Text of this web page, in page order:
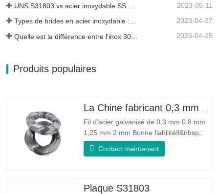
2023-05-11
Types de brides en acier inoxydable : laquelle vous convient le mieux ? 2023-04-27
2023-04-25
Produits populaires
Fil d'acier galvanisé de 0,3 mm 0,8 mm
1,25 mm 2 mm Bonne fiabilitéIl&nbsp;:
peut améliorer certains nœuds, bavures
et rouille sur le fil d'acier Bonne élasticité
adaptée à la fabrication de ressorts
Contact maintenant
Plaque S31803